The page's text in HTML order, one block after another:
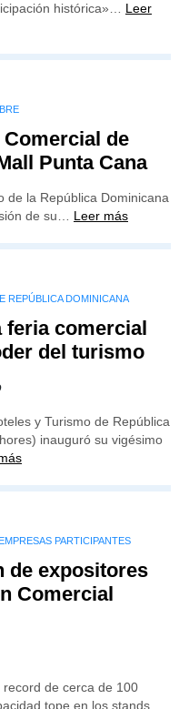
histórica»… Leer
de
Punta Cana
de la República Dominicana
de su… Leer más
REPÚBLICA DOMINICANA
feria comercial
del turismo
y Turismo de República
inauguró su vigésimo
PARTICIPANTES
de expositores
Comercial
de cerca de 100
tope en los stands,